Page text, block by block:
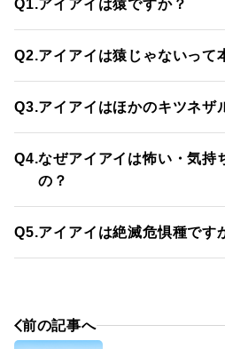
Q1.アイアイは猿ですか？
Q2.アイアイは猿じゃないって
Q3.アイアイはほかのキツネザ
Q4.なぜアイアイは怖い・気持
の？
Q5.アイアイは絶滅危惧種です
前の記事へ